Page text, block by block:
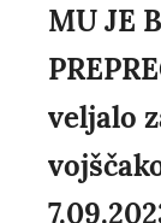
MU JE
veljalo